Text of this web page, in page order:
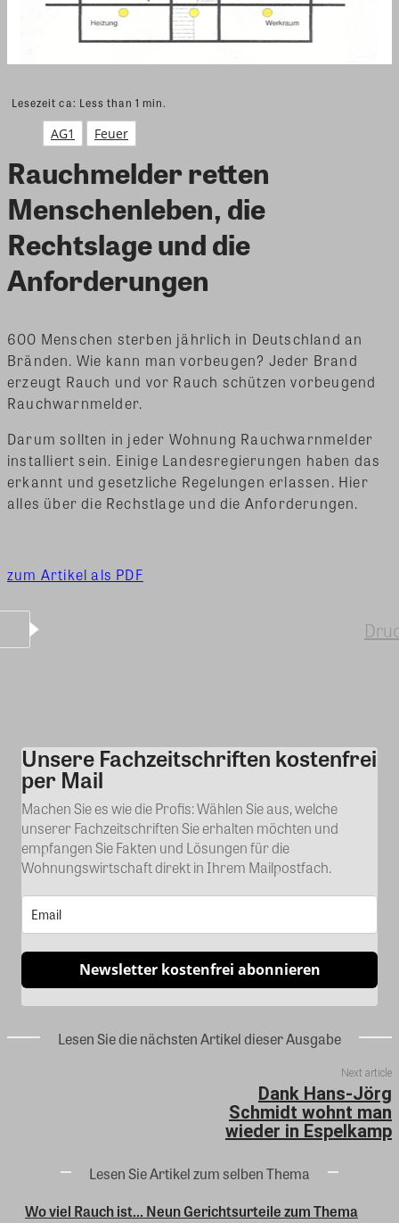
Lesezeit ca: Less than 1 min.
AG1 Feuer
Rauchmelder retten
Menschenleben, die
Rechtslage und die
Anforderungen
600 Menschen sterben jährlich in Deutschland an
Bränden. Wie kann man vorbeugen? Jeder Brand
erzeugt Rauch und vor Rauch schützen vorbeugend
Rauchwarnmelder.
Darum sollten in jeder Wohnung Rauchwarnmelder
installiert sein. Einige Landesregierungen haben das
erkannt und gesetzliche Regelungen erlassen. Hier
alles über die Rechstlage und die Anforderungen.
zum Artikel als PDF
Kommentar
Unsere Fachzeitschriften kostenfrei
per Mail
Machen Sie es wie die Profis: Wählen Sie aus, welche
unserer Fachzeitschriften Sie erhalten möchten und
empfangen Sie Fakten und Lösungen für die
Wohnungswirtschaft direkt in Ihrem Mailpostfach.
Newsletter kostenfrei abonnieren
Lesen Sie die nächsten Artikel dieser Ausgabe
Next article
Dank Hans-Jörg
Schmidt wohnt man
wieder in Espelkamp
Lesen Sie Artikel zum selben Thema
Wo viel Rauch ist… Neun Gerichtsurteile zum Thema